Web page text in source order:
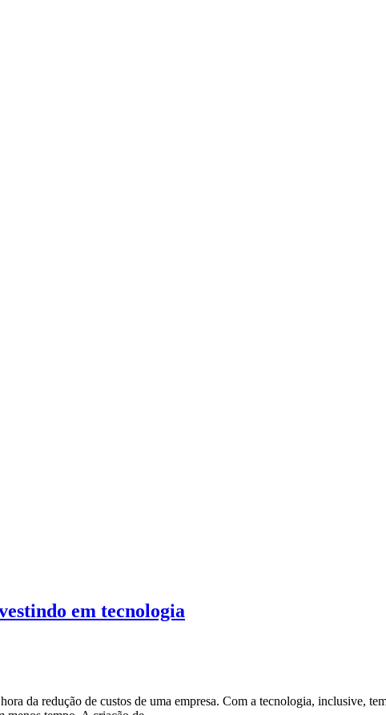
em tecnologia
da redução de custos de uma empresa. Com a tecnologia, inclusive,